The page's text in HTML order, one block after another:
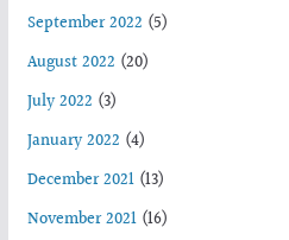
September 2022 (5)
August 2022 (20)
July 2022 (3)
January 2022 (4)
December 2021(13)
November 2021(16)